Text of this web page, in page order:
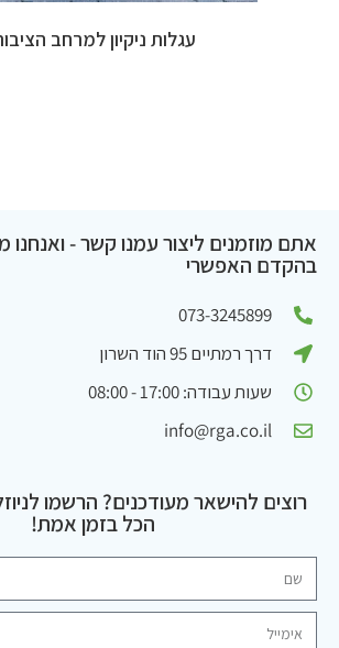
עגלות ניקיון למרחב
אתם מוזמנים ליצור עמנו קשר - ואנחנו
בהקדם האפשרי
073-3245899
דרך רמתיים 95 הוד השרון
שעות עבודה: 17:00 - 08:00
info@rga.co.il
רוצים להישאר מעודכנים? הרשמו
הכל בזמן אמת!